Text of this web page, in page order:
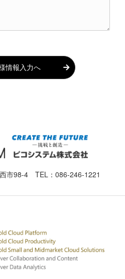
情報入力へ
市98-4 TEL： 086-246-1221